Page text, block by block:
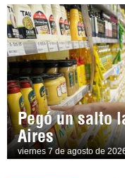
Pegó un salto
Aires
viernes 7 de agosto de